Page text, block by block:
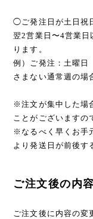
◯ご発注日が土日祝
翌2営業日〜4営業日
ります。
例）ご発注：土曜
さまない通常週の場
※注文が集中した場
ことがございますの
※なるべく早くお手
より発送日が前後す
ご注文後の内
ご注文後に内容の変